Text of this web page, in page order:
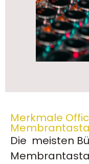
Merkmale
Die meisten